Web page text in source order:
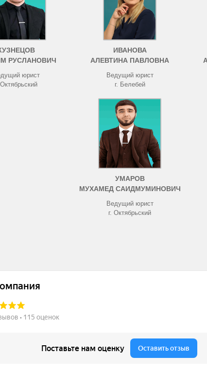
РУСЛАНОВИЧ
юрист
Октябрьский
ИВАНОВА
АЛЕВТИНА ПАВЛОВНА
Ведущий юрист
г. Белебей
УМАРОВ
МУХАМЕД САИДМУМИНОВИЧ
Ведущий юрист
г. Октябрьский